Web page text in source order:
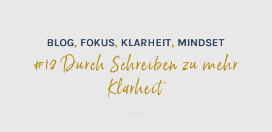
BLOG, FOKUS, KLARHEIT, MINDSET
#12 Durch Schreiben zu mehr
Klarheit